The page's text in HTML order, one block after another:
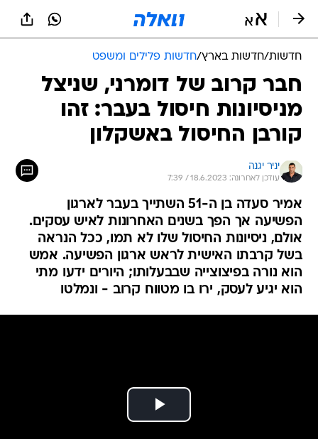
חדשות/חדשות בארץ/חדשות פלילים ומשפט
חבר קרוב של דומרני, שניצל
מניסיונות חיסול בעבר: זהו
קורבן החיסול באשקלון
יניר יגנה
עודכן לאחרונה: 18.6.2023 / 7:39
אמיר סעדה בן ה-51 השתייך בעבר לארגון
הפשיעה אך הפך בשנים האחרונות לאיש עסקים.
אולם, ניסיונות החיסול שלו לא תמו, ככל הנראה
בשל קרבתו האישית לראש ארגון הפשיעה. אמש
הוא נורה בפיצוצייה שבבעלותו; היורים ידעו מתי
הוא יגיע לעסק, ירו בו מטווח קרוב - ונמלטו